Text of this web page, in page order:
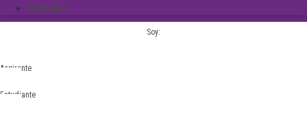
Participa
Soy:
Aspirante
Estudiante